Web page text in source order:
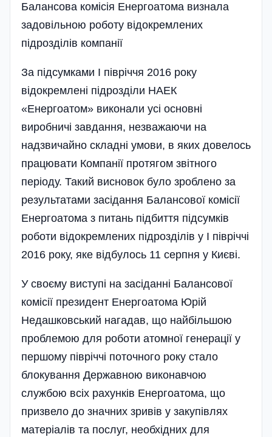
Балансова комісія Енергоатома визнала
задовільною роботу відокремлених
підрозділів компанії
За підсумками I півріччя 2016 року
відокремлені підрозділи НАЕК
«Енергоатом» виконали усі основні
виробничі завдання, незважаючи на
надзвичайно складні умови, в яких довелось
працювати Компанії протягом звітного
періоду. Такий висновок було зроблено за
результатами засідання Балансової комісії
Енергоатома з питань підбиття підсумків
роботи відокремлених підрозділів у I півріччі
2016 року, яке відбулось 11 серпня у Києві.
У своєму виступі на засіданні Балансової
комісії президент Енергоатома Юрій
Недашковський нагадав, що найбільшою
проблемою для роботи атомної генерації у
першому півріччі поточного року стало
блокування Державною виконавчою
службою всіх рахунків Енергоатома, що
призвело до значних зривів у закупівлях
матеріалів та послуг, необхідних для